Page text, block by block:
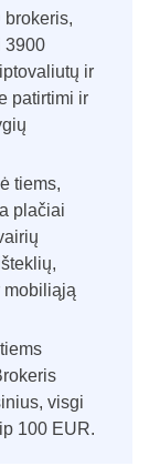
3900
ir
patirtimi ir
tiems,
plačiai
mobiliąją
visgi
100 EUR.